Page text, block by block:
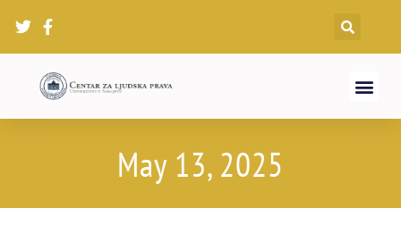
May 13, 2025